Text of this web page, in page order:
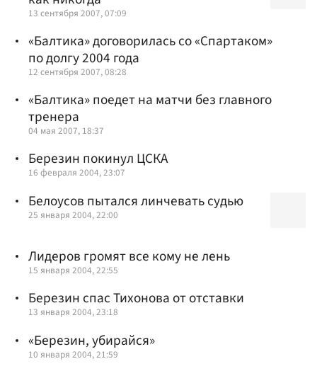
13 сентября 2007, 07:09
«Балтика» договорилась со «Спартаком»
по долгу 2004 года
12 сентября 2007, 08:28
«Балтика» поедет на матчи без главного
тренера
04 мая 2007, 18:37
Березин покинул ЦСКА
16 февраля 2004, 23:07
Белоусов пытался линчевать судью
25 января 2004, 22:00
Лидеров громят все кому не лень
15 января 2004, 22:55
Березин спас Тихонова от отставки
13 января 2004, 23:18
«Березин, убирайся»
10 января 2004, 21:59